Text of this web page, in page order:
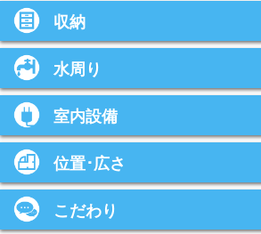
収納
水周り
室内設備
位置･広さ
こだわり